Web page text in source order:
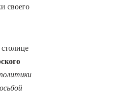
своего